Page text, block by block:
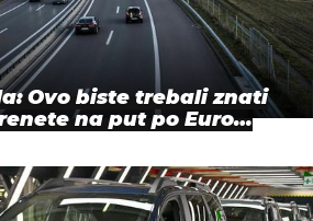
Ovo biste trebali znati
na put po Euro…